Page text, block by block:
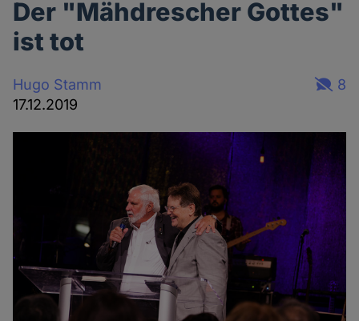
Der "Mähdrescher Gottes"
ist tot
Hugo Stamm
17.12.2019
8